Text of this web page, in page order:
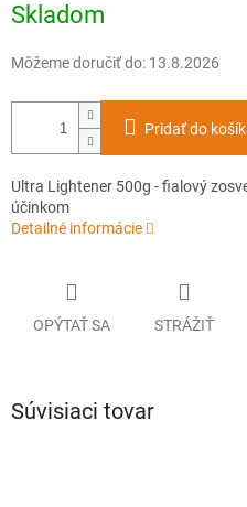
cena:
Skladom
Môžeme doručiť do: 13.8.2026
Pridať do
Ultra Lightener 500g - fialový
účinkom
Detailné informácie
OPÝTAŤ SA STRÁŽIŤ
Súvisiaci tovar